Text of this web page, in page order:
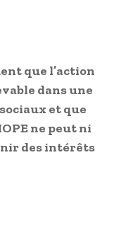
que l’action
dans une
et que
ne peut ni
des intérêts